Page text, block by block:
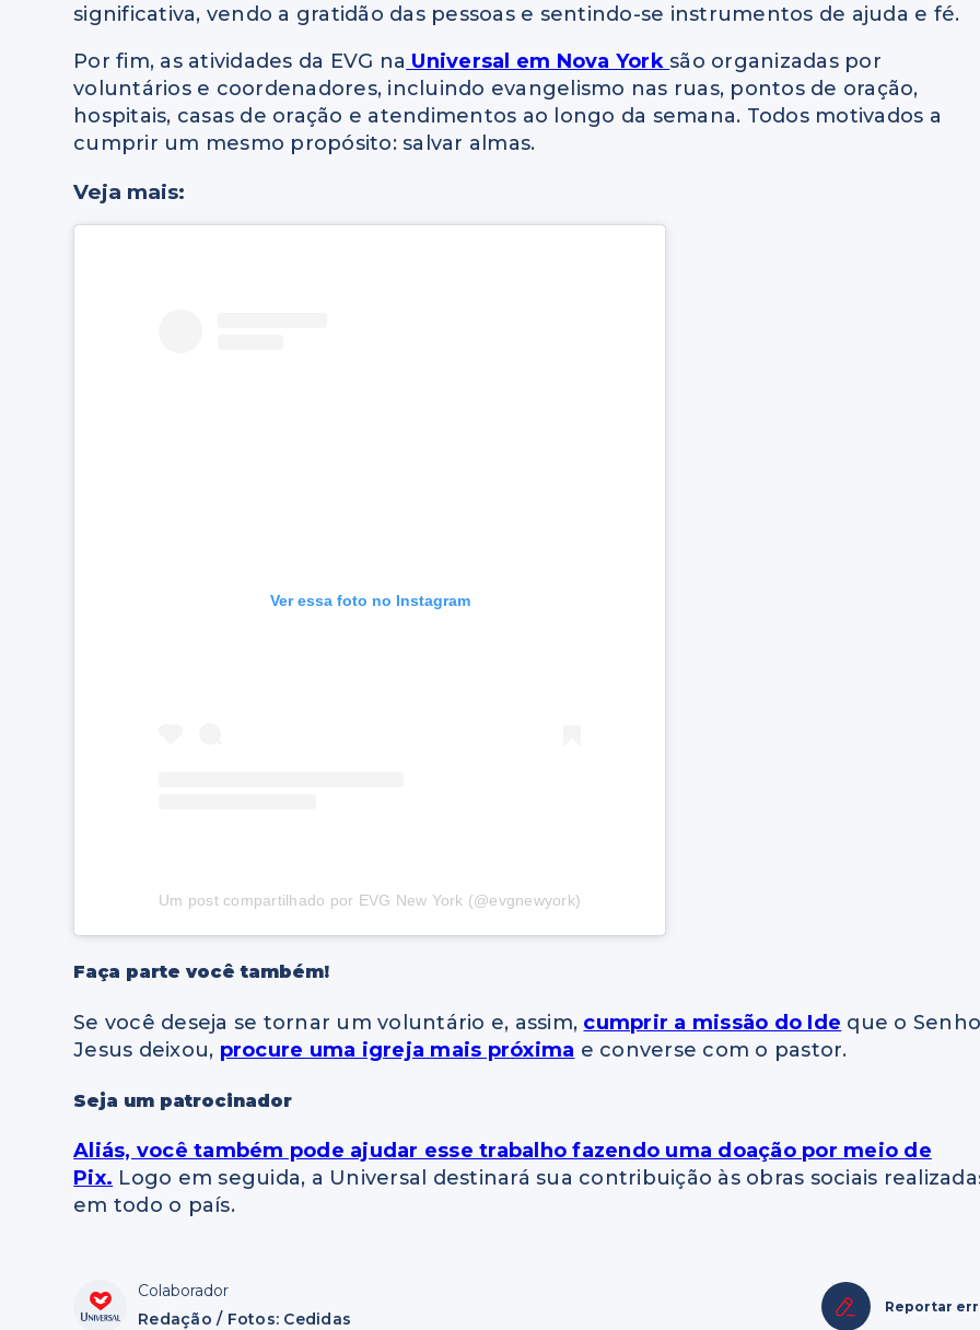
significativa, vendo a gratidão das pessoas e sentindo-se instrumentos de ajuda e fé.
Por fim, as atividades da EVG na Universal em Nova York são organizadas por
voluntários e coordenadores, incluindo evangelismo nas ruas, pontos de oração,
hospitais, casas de oração e atendimentos ao longo da semana. Todos motivados a
cumprir um mesmo propósito: salvar almas.
Veja mais:
Ver essa foto no Instagram
Um post compartilhado por EVG New York (@evgnewyork)
Faça parte você também!
Se você deseja se tornar um voluntário e, assim, cumprir a missão do Ide que o
Jesus deixou, procure uma igreja mais próxima e converse com o pastor.
Seja um patrocinador
Aliás, você também pode ajudar esse trabalho fazendo uma doação por meio de
Pix. Logo em seguida, a Universal destinará sua contribuição às obras sociais
em todo o país.
Colaborador
Redação / Fotos: Cedidas
Reportar